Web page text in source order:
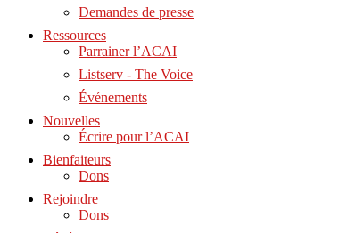
Demandes de presse
Ressources
Parrainer l’ACAI
Listserv - The Voice
Événements
Nouvelles
Écrire pour l’ACAI
Bienfaiteurs
Dons
Rejoindre
Dons